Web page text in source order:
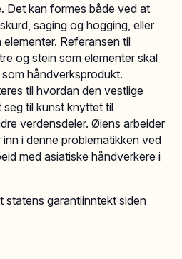
Det kan formes både ved at
saging og hogging, eller
Referansen til
og stein som elementer skal
håndverksprodukt.
til hvordan den vestlige
til kunst knyttet til
verdensdeler. Øiens arbeider
i denne problematikken ved
med asiatiske håndverkere i
statens garantiinntekt siden